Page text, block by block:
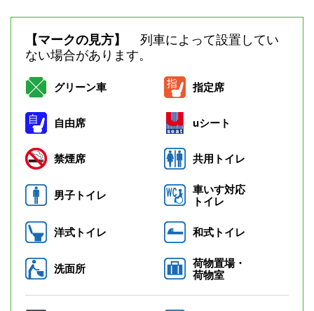
【マークの見方】
列車によって設置してい
ない場合があります。
グリーン車 指定席
自由席 uシート
禁煙席 共用トイレ
男子トイレ 車いす対応
トイレ
洋式トイレ
和式トイレ
洗面所 荷物置場・
荷物室